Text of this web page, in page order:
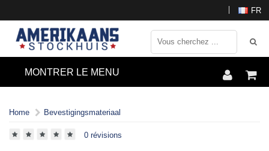
FR
MONTRER LE MENU
Home Bevestigingsmateriaal
0 révisions